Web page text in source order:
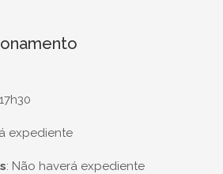
expediente
: Não haverá expediente